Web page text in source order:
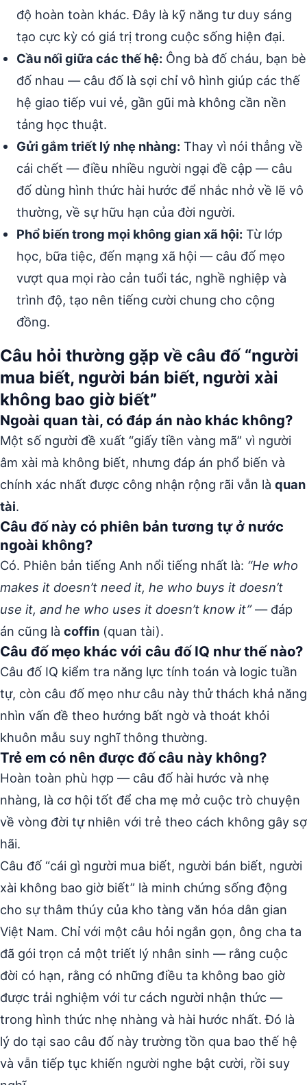
độ hoàn toàn khác. Đây là kỹ năng tư duy sáng
tạo cực kỳ có giá trị trong cuộc sống hiện đại.
Cầu nối giữa các thế hệ: Ông bà đố cháu, bạn bè
đố nhau — câu đố là sợi chỉ vô hình giúp các thế
hệ giao tiếp vui vẻ, gần gũi mà không cần nền
tảng học thuật.
Gửi gắm triết lý nhẹ nhàng: Thay vì nói thẳng về
cái chết — điều nhiều người ngại đề cập — câu
đố dùng hình thức hài hước để nhắc nhở về lẽ vô
thường, về sự hữu hạn của đời người.
Phổ biến trong mọi không gian xã hội: Từ lớp
học, bữa tiệc, đến mạng xã hội — câu đố mẹo
vượt qua mọi rào cản tuổi tác, nghề nghiệp và
trình độ, tạo nên tiếng cười chung cho cộng
đồng.
Câu hỏi thường gặp về câu đố “người
mua biết, người bán biết, người xài
không bao giờ biết”
Ngoài quan tài, có đáp án nào khác không?
Một số người đề xuất “giấy tiền vàng mã” vì người
âm xài mà không biết, nhưng đáp án phổ biến và
chính xác nhất được công nhận rộng rãi vẫn là quan
tài.
Câu đố này có phiên bản tương tự ở nước
ngoài không?
Có. Phiên bản tiếng Anh nổi tiếng nhất là: “He who
makes it doesn’t need it, he who buys it doesn’t
use it, and he who uses it doesn’t know it”— đáp
án cũng là coffin (quan tài).
Câu đố mẹo khác với câu đố IQ như thế nào?
Câu đố IQ kiểm tra năng lực tính toán và logic tuần
tự, còn câu đố mẹo như câu này thử thách khả năng
nhìn vấn đề theo hướng bất ngờ và thoát khỏi
khuôn mẫu suy nghĩ thông thường.
Trẻ em có nên được đố câu này không?
Hoàn toàn phù hợp — câu đố hài hước và nhẹ
nhàng, là cơ hội tốt để cha mẹ mở cuộc trò chuyện
về vòng đời tự nhiên với trẻ theo cách không gây sợ
hãi.
Câu đố “cái gì người mua biết, người bán biết, người
xài không bao giờ biết” là minh chứng sống động
cho sự thâm thúy của kho tàng văn hóa dân gian
Việt Nam. Chỉ với một câu hỏi ngắn gọn, ông cha ta
đã gói trọn cả một triết lý nhân sinh — rằng cuộc
đời có hạn, rằng có những điều ta không bao giờ
được trải nghiệm với tư cách người nhận thức —
trong hình thức nhẹ nhàng và hài hước nhất. Đó là
lý do tại sao câu đố này trường tồn qua bao thế hệ
và vẫn tiếp tục khiến người nghe bật cười, rồi suy